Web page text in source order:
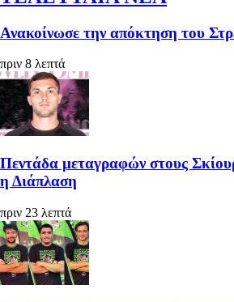
Ανακοίνωσε την απόκτηση του
πριν 8 λεπτά
Πεντάδα μεταγραφών στους
η Διάπλαση
πριν 23 λεπτά